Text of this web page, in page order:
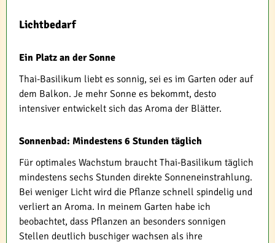
Lichtbedarf
Ein Platz an der Sonne
Thai-Basilikum liebt es sonnig, sei es im Garten oder auf
dem Balkon. Je mehr Sonne es bekommt, desto
intensiver entwickelt sich das Aroma der Blätter.
Sonnenbad: Mindestens 6 Stunden täglich
Für optimales Wachstum braucht Thai-Basilikum täglich
mindestens sechs Stunden direkte Sonneneinstrahlung.
Bei weniger Licht wird die Pflanze schnell spindelig und
verliert an Aroma. In meinem Garten habe ich
beobachtet, dass Pflanzen an besonders sonnigen
Stellen deutlich buschiger wachsen als ihre